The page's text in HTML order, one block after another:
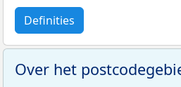
Definities
Over het